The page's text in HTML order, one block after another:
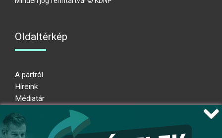
Oldaltérkép
A pártról
Híreink
Médiatár
Adatkezelési nyilatkozat
Átláthatósági nyilatkozat